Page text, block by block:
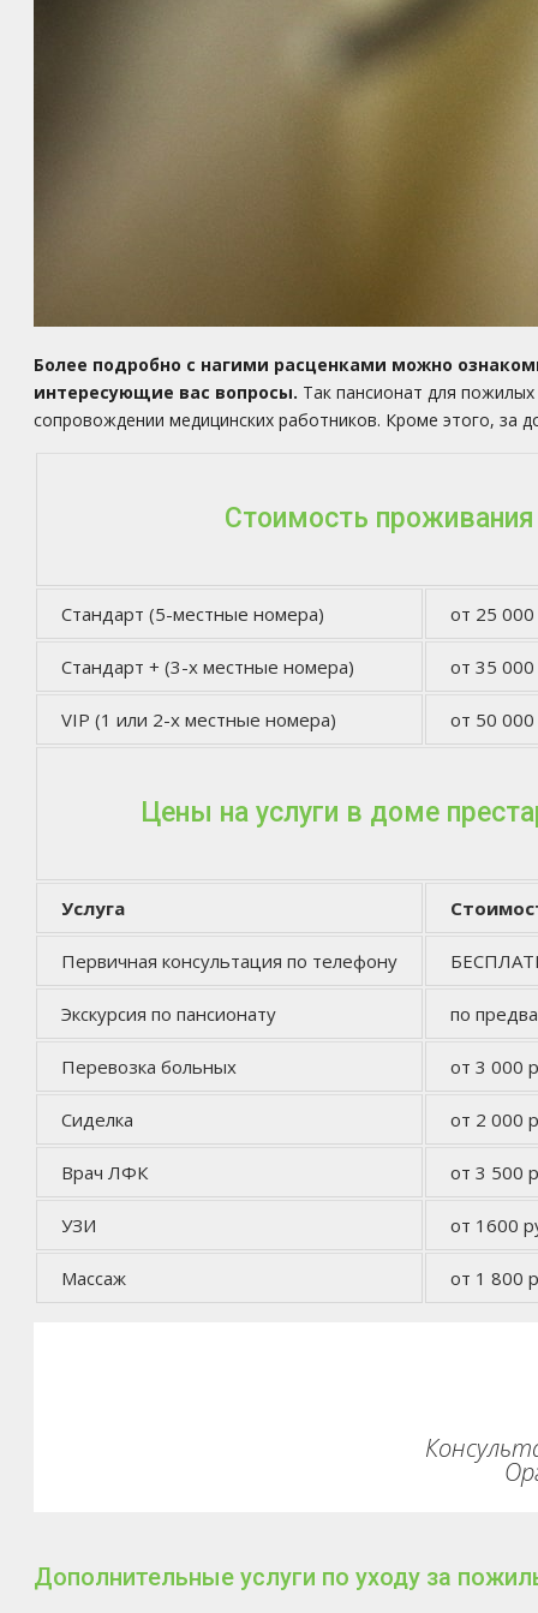
Более подробно с нагими расценками можно
интересующие вас вопросы. Так пансионат для
сопровождении медицинских работников. Кроме этого, за
Стоимость проживания
Стандарт (5-местные номера) от 25 000
Стандарт + (3-х местные номера) от 35 000
VIP (1 или 2-х местные номера) от 50 000
Цены на услуги в доме
Услуга
Первичная консультация по телефону
Экскурсия по пансионату по
Перевозка больных от 3 000
Сиделка от 2 000
Врач ЛФК от 3 500
УЗИ от 1600
Массаж от 1 800
Дополнительные услуги по уходу за